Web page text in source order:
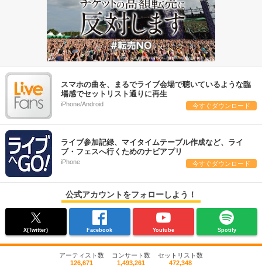
スマホの曲を、まるでライブ会場で聴いているような臨
場感でセットリスト通りに再生
iPhone/Android 今すぐダウンロード
ライブ参加記録、マイタイムテーブル作成など、ライ
ブ・フェスへ行くためのナビアプリ
iPhone 今すぐダウンロード
公式アカウントをフォローしよう！
X(Twitter) Facebook Youtube Spotify
アーティスト数
126,671
コンサート数
1,493,261
セットリスト数
472,348